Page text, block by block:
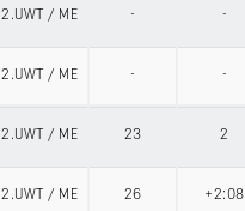
2.UWT / ME - -
2.UWT / ME - -
2.UWT / ME 23 2
2.UWT / ME 26 +2:08